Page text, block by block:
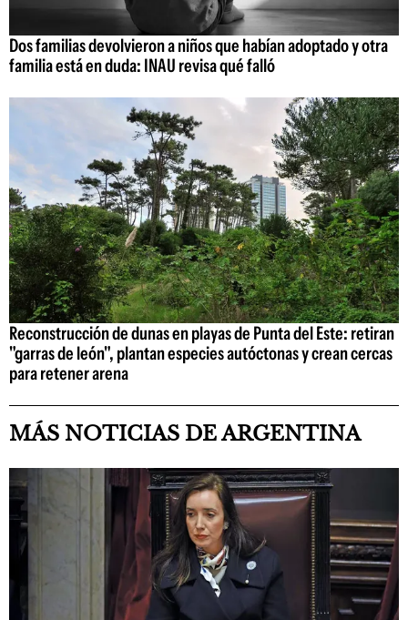
Dos familias devolvieron a niños que habían adoptado y otra
familia está en duda: INAU revisa qué falló
Reconstrucción de dunas en playas de Punta del Este: retiran
"garras de león", plantan especies autóctonas y crean cercas
para retener arena
MÁS NOTICIAS DE ARGENTINA